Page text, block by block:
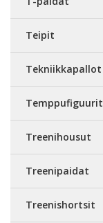
Teipit
Tekniikkapallot
Temppufiguurit
Treenihousut
Treenipaidat
Treenishortsit